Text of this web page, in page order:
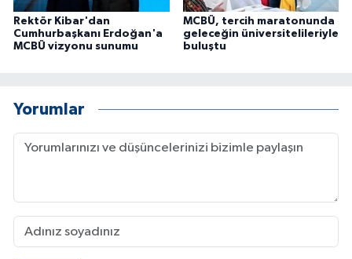
Rektör Kibar'dan
Cumhurbaşkanı Erdoğan'a
MCBÜ vizyonu sunumu
MCBÜ, tercih maratonunda
geleceğin üniversitelileriyle
buluştu
Yorumlar